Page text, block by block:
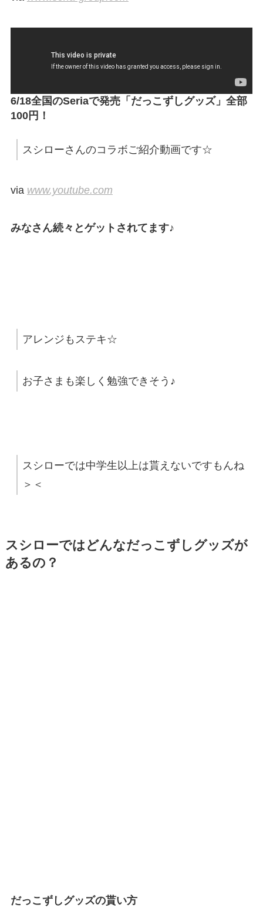
6/18全国のSeriaで発売「だっこずしグッズ」全部
100円！
スシローさんのコラボご紹介動画です☆
via www.youtube.com
みなさん続々とゲットされてます♪
アレンジもステキ☆
お子さまも楽しく勉強できそう♪
スシローでは中学生以上は貰えないですもんね
＞＜
スシローではどんなだっこずしグッズが
あるの？
だっこずしグッズの貰い方